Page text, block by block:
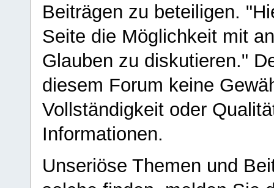
Beiträgen zu beteiligen.
Seite die Möglichkeit mit
Glauben zu diskutieren."
diesem Forum keine
Vollständigkeit oder
Informationen.
Unseriöse Themen und